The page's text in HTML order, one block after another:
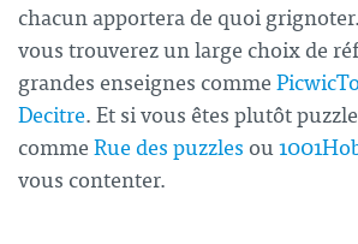
chacun apportera de quoi
vous trouverez un large choix de
grandes enseignes comme
Decitre. Et si vous êtes plutôt
comme Rue des puzzles ou
vous contenter.